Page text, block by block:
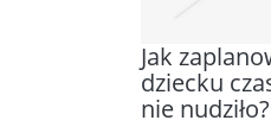
Jak
dziecku
nie nudziło?